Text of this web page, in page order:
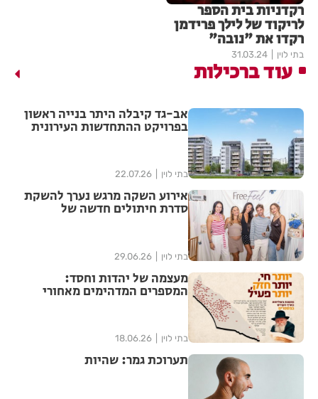
רקדניות בית הספר
לריקוד של לילך פרידמן
רקדו את "נובה"
בתי לוין 31.03.24
עוד ברכילות
אב-גד קיבלה היתר בנייה ראשון
בפרויקט ההתחדשות העירונית
בתי לוין 22.07.26
אירוע השקה מרגש נערך להשקת
סדרת חיתולים חדשה של
בתי לוין 29.06.26
מעצמה של יהדות וחסד:
המספרים המדהימים מאחורי
בתי לוין 18.06.26
תערוכת גמר: שהיות